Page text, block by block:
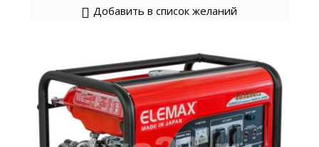
Добавить в список желаний